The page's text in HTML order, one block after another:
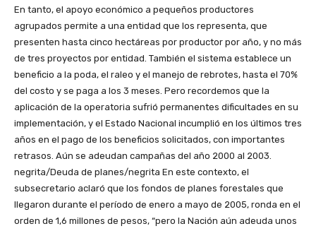
En tanto, el apoyo económico a pequeños productores
agrupados permite a una entidad que los representa, que
presenten hasta cinco hectáreas por productor por año, y no más
de tres proyectos por entidad. También el sistema establece un
beneficio a la poda, el raleo y el manejo de rebrotes, hasta el 70%
del costo y se paga a los 3 meses. Pero recordemos que la
aplicación de la operatoria sufrió permanentes dificultades en su
implementación, y el Estado Nacional incumplió en los últimos tres
años en el pago de los beneficios solicitados, con importantes
retrasos. Aún se adeudan campañas del año 2000 al 2003.
negrita/Deuda de planes/negrita En este contexto, el
subsecretario aclaró que los fondos de planes forestales que
llegaron durante el período de enero a mayo de 2005, ronda en el
orden de 1,6 millones de pesos, “pero la Nación aún adeuda unos